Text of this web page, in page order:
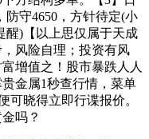
防守4650，方针待定(小
醒)【以上思仅属于天成
风险自理；投资有风
增值之！股市暴跌人人
金属1秒查行情，菜单
可晓得立即行谍报价。
吗？